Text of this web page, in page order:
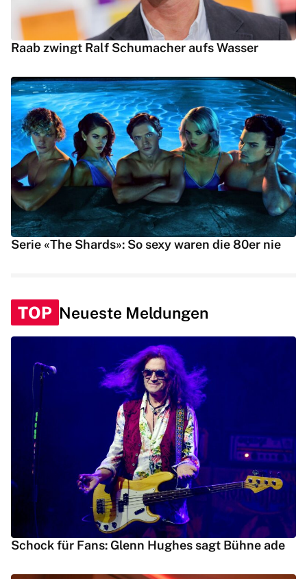
Raab zwingt Ralf Schumacher aufs Wasser
Serie «The Shards»: So sexy waren die 80er nie
TOP Neueste Meldungen
Schock für Fans: Glenn Hughes sagt Bühne ade